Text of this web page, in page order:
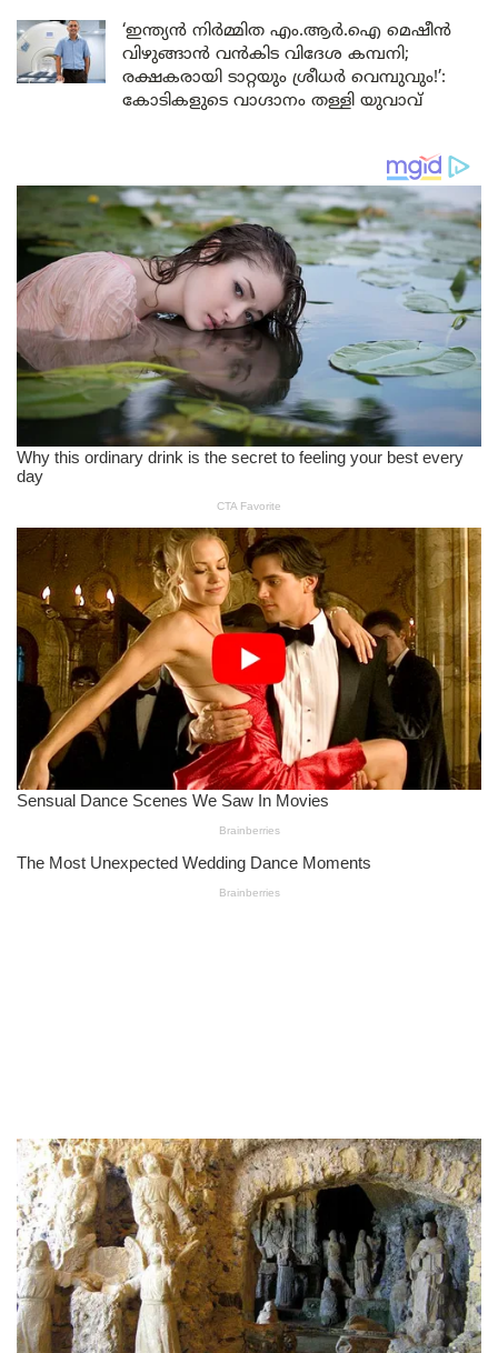
‘ഇന്ത്യൻ നിർമ്മിത എം.ആർ.ഐ മെഷീൻ
വിഴുങ്ങാൻ വൻകിട വിദേശ കമ്പനി;
രക്ഷകരായി ടാറ്റയും ശ്രീധർ വെമ്പുവും!’:
കോടികളുടെ വാഗ്ദാനം തള്ളി യുവാവ്